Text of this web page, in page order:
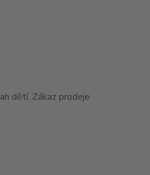
dětí. Zákaz prodeje